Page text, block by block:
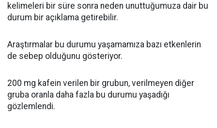
kelimeleri bir süre sonra neden unuttuğumuza dair bu
durum bir açıklama getirebilir.
Araştırmalar bu durumu yaşamamıza bazı etkenlerin
de sebep olduğunu gösteriyor.
200 mg kafein verilen bir grubun, verilmeyen diğer
gruba oranla daha fazla bu durumu yaşadığı
gözlemlendi.